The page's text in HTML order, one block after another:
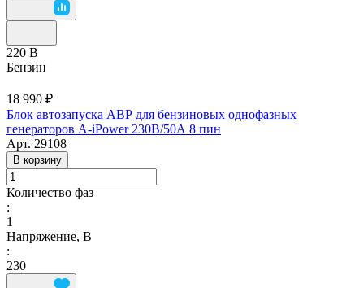
220 В
Бензин
18 990 ₽
Блок автозапуска АВР для бензиновых однофазных
генераторов A-iPower 230В/50А 8 пин
Арт. 29108
В корзину
Количество фаз
:
1
Напряжение, В
:
230